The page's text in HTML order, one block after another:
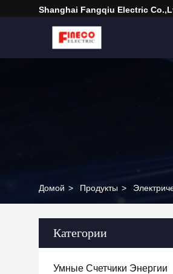
Shanghai Fangqiu Electric
Домой > Продукты >
Категории
Умные Счетчики Энергии